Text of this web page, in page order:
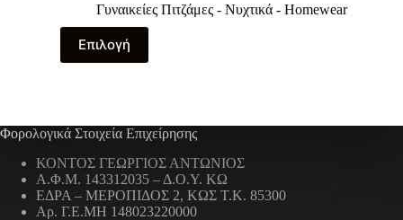
Γυναικείες Πιτζάμες - Νυχτικά - Homewear
Επιλογή
Φορολογικά Στοιχεία Επιχείρησης
ΚΟΝΤΟΣ ΓΕΩΡΓΙΟΣ ΑΝΤΩΝΙΟΣ
Α.Φ.Μ. 143312035 – Δ.Ο.Υ. ΚΩ
ΕΔΡΑ – ΜΕΡΟΠΙΔΟΣ 2, ΚΩΣ Τ.Κ. 85300
Αρ. Γ.Ε.ΜΗ 148023220000